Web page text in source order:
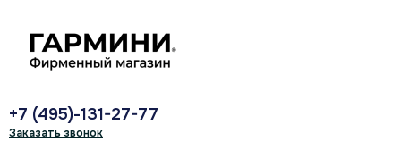
IPX7
защита от воды для полевых маршрутов
О МОДЕЛИ
+7 (495)-131-27-77
Заказать звонок